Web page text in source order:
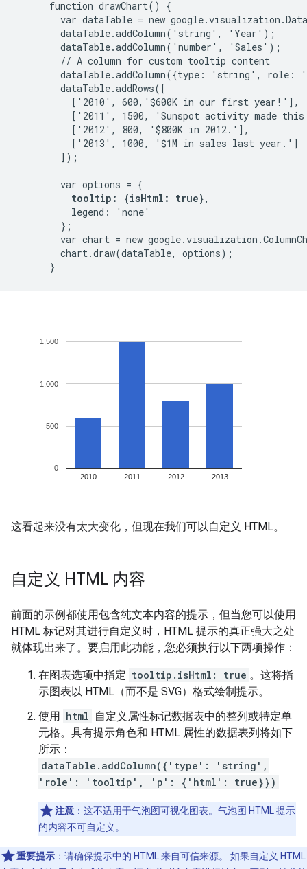
      function drawChart() {
var dataTable = new
        dataTable.addColumn('string', 'Year');
        dataTable.addColumn('number', 'Sales');
        // A column for custom tooltip content
dataTable.addColumn({type: 'string', role:
        dataTable.addRows([
          ['2010', 600,'$600K in our first year!'],
['2011', 1500, 'Sunspot activity made
          ['2012', 800, '$800K in 2012.'],
          ['2013', 1000, '$1M in sales last year.']
        ]);
        var options = {
tooltip: {isHtml: true},
          legend: 'none'
        };
var chart = new
        chart.draw(dataTable, options);
这看起来没有太大变化，但现在我们可以自定义 HTML。
自定义 HTML 内容
前面的示例都使用包含纯文本内容的提示，但当您可以使用
HTML 标记对其进行自定义时，HTML 提示的真正强大之处
就体现出来了。要启用此功能，您必须执行以下两项操作：
在图表选项中指定 tooltip.isHtml: true 。这将指
示图表以 HTML（而不是 SVG）格式绘制提示。
使用 html 自定义属性标记数据表中的整列或特定单
元格。具有提示角色和 HTML 属性的数据表列将如下
所示：
dataTable.addColumn({'type': 'string',
'role': 'tooltip', 'p': {'html': true}})
注意 ：这不适用于气泡图可视化图表。 气泡图 HTML 提示
的内容不可自定义。
重要提示 ：请确保提示中的 HTML 来自可信来源。 如果自定义 HTML